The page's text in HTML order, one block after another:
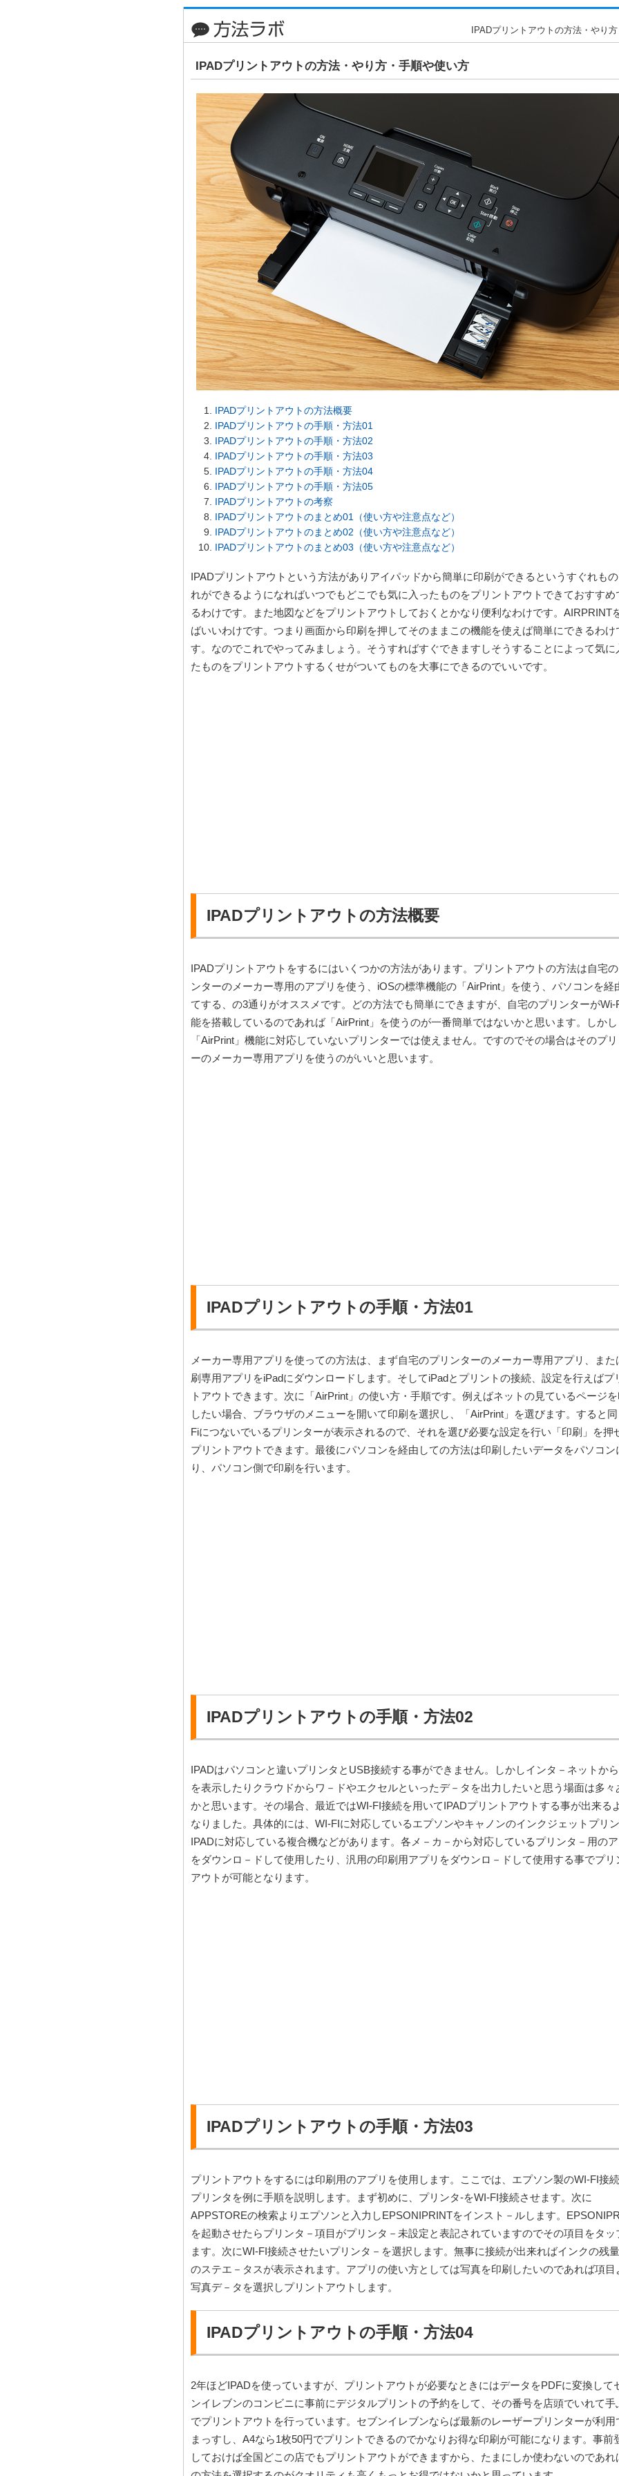
IPADプリントアウトの方法・やり
IPADプリントアウトの方法・やり方・手順や使い方
IPADプリントアウトの方法概要
IPADプリントアウトの手順・方法01
IPADプリントアウトの手順・方法02
IPADプリントアウトの手順・方法03
IPADプリントアウトの手順・方法04
IPADプリントアウトの手順・方法05
IPADプリントアウトの考察
IPADプリントアウトのまとめ01（使い方や注意点など）
IPADプリントアウトのまとめ02（使い方や注意点など）
IPADプリントアウトのまとめ03（使い方や注意点など）
IPADプリントアウトという方法がありアイパッドから簡単に印刷ができるというすぐれも
れができるようになればいつでもどこでも気に入ったものをプリントアウトできておすすめ
るわけです。また地図などをプリントアウトしておくとかなり便利なわけです。AIRPRINT
ばいいわけです。つまり画面から印刷を押してそのままこの機能を使えば簡単にできるわけ
す。なのでこれでやってみましょう。そうすればすぐできますしそうすることによって気に
たものをプリントアウトするくせがついてものを大事にできるのでいいです。
IPADプリントアウトの方法概要
IPADプリントアウトをするにはいくつかの方法があります。プリントアウトの方法は自宅
ンターのメーカー専用のアプリを使う、iOSの標準機能の「AirPrint」を使う、パソコンを経
てする、の3通りがオススメです。どの方法でも簡単にできますが、自宅のプリンターがWi-
能を搭載しているのであれば「AirPrint」を使うのが一番簡単ではないかと思います。しかし
「AirPrint」機能に対応していないプリンターでは使えません。ですのでその場合はそのプ
ーのメーカー専用アプリを使うのがいいと思います。
IPADプリントアウトの手順・方法01
メーカー専用アプリを使っての方法は、まず自宅のプリンターのメーカー専用アプリ、また
刷専用アプリをiPadにダウンロードします。そしてiPadとプリントの接続、設定を行えばプ
トアウトできます。次に「AirPrint」の使い方・手順です。例えばネットの見ているページ
したい場合、ブラウザのメニューを開いて印刷を選択し、「AirPrint」を選びます。すると
Fiにつないでいるプリンターが表示されるので、それを選び必要な設定を行い「印刷」を押
プリントアウトできます。最後にパソコンを経由しての方法は印刷したいデータをパソコン
り、パソコン側で印刷を行います。
IPADプリントアウトの手順・方法02
IPADはパソコンと違いプリンタとUSB接続する事ができません。しかしインタ－ネットか
を表示したりクラウドからワ－ドやエクセルといったデ－タを出力したいと思う場面は多々
かと思います。その場合、最近ではWI-FI接続を用いてIPADプリントアウトする事が出来る
なりました。具体的には、WI-FIに対応しているエプソンやキャノンのインクジェットプリ
IPADに対応している複合機などがあります。各メ－カ－から対応しているプリンタ－用の
をダウンロ－ドして使用したり、汎用の印刷用アプリをダウンロ－ドして使用する事でプリ
アウトが可能となります。
IPADプリントアウトの手順・方法03
プリントアウトをするには印刷用のアプリを使用します。ここでは、エプソン製のWI-FI接
プリンタを例に手順を説明します。まず初めに、プリンタ-をWI-FI接続させます。次に
APPSTOREの検索よりエプソンと入力しEPSONIPRINTをインスト－ルします。
を起動させたらプリンタ－項目がプリンタ－未設定と表記されていますのでその項目をタッ
ます。次にWI-FI接続させたいプリンタ－を選択します。無事に接続が出来ればインクの残
のステエ－タスが表示されます。アプリの使い方としては写真を印刷したいのであれば項目
写真デ－タを選択しプリントアウトします。
IPADプリントアウトの手順・方法04
2年ほどIPADを使っていますが、プリントアウトが必要なときにはデータをPDFに変換して
ンイレブンのコンビニに事前にデジタルプリントの予約をして、その番号を店頭でいれて手
でプリントアウトを行っています。セブンイレブンならば最新のレーザープリンターが利用
まっすし、A4なら1枚50円でプリントできるのでかなりお得な印刷が可能になります。事前
しておけば全国どこの店でもプリントアウトができますから、たまにしか使わないのであれ